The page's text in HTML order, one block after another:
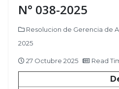
N° 038-2025
Resolucion de Gerencia de
2025
27 Octubre 2025 Read